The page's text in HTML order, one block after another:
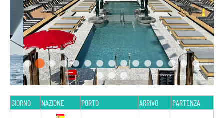
GIORNO NAZIONE PORTO ARRIVO PARTENZA